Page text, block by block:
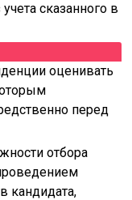
сказанного в
оценивать
перед
отбора
кандидата,